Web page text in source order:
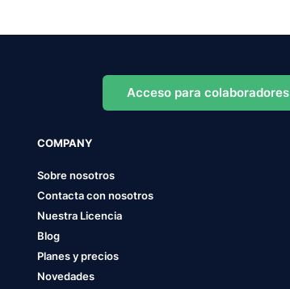
Acceso para colaboradores
COMPANY
Sobre nosotros
Contacta con nosotros
Nuestra Licencia
Blog
Planes y precios
Novedades